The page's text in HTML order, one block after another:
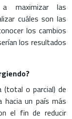
maximizar las
cuáles son las
los cambios
los resultados
o parcial) de
hacia un país más
el fin de reducir